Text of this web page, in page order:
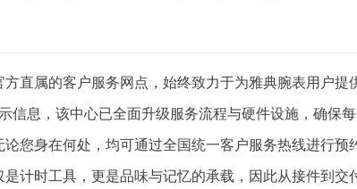
直属的客户服务网点，始终致力于为雅典腕表用户提
信息，该中心已全面升级服务流程与硬件设施，确保
您身在何处，均可通过全国统一客户服务热线进行预
计时工具，更是品味与记忆的承载，因此从接件到交